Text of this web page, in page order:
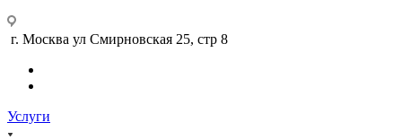
г. Москва ул Смирновская 25, стр 8
Услуги